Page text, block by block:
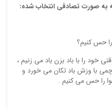
به صورت تصادفی انتخاب شده:
را حس کنیم؟
خود را با باد بزن باد می زنیم ،
با وزش باد تکان می خورد و
را حس می کنیم .